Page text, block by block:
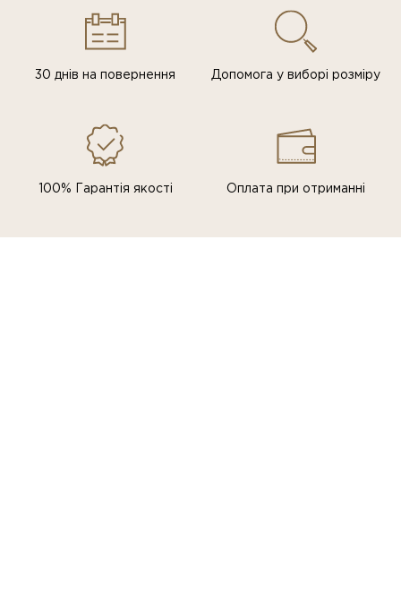
30 днів на повернення Допомога у виборі розміру
100% Гарантія якості Оплата при отриманні